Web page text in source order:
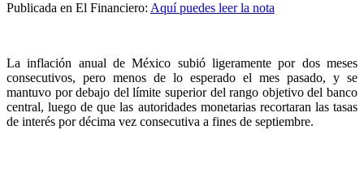
Publicada en El Financiero: Aquí puedes leer la nota
La inflación anual de México subió ligeramente por dos meses
consecutivos, pero menos de lo esperado el mes pasado, y se
mantuvo por debajo del límite superior del rango objetivo del banco
central, luego de que las autoridades monetarias recortaran las tasas
de interés por décima vez consecutiva a fines de septiembre.